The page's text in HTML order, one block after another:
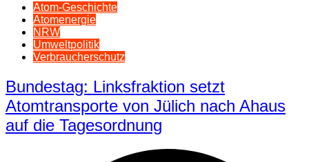
Atom-Geschichte
Atomenergie
NRW
Umweltpolitik
Verbraucherschutz
Bundestag: Linksfraktion setzt
Atomtransporte von Jülich nach Ahaus
auf die Tagesordnung